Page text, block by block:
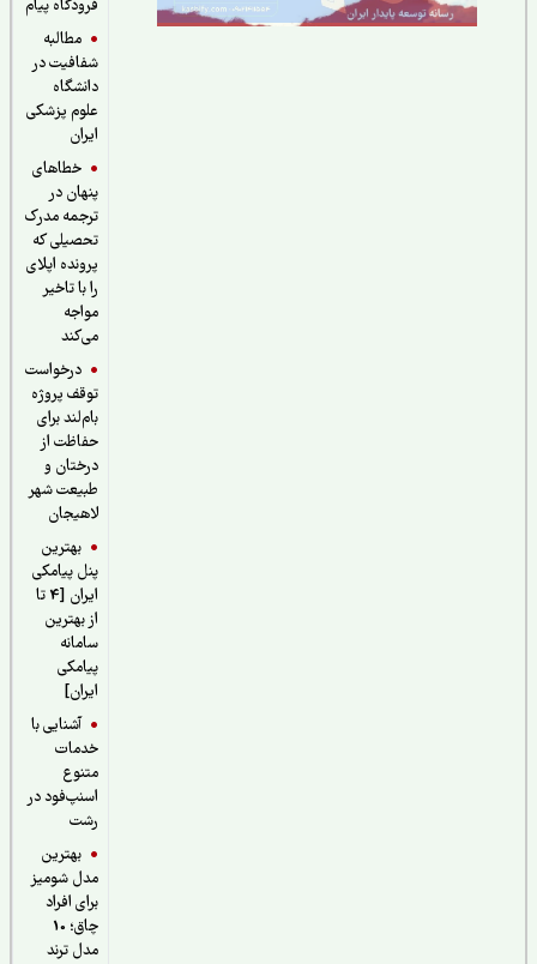
فرودگاه پیام
مطالبه
شفافیت در
دانشگاه
علوم پزشکی
خطاهای
پنهان در
ترجمه مدرک
تحصیلی که
پرونده اپلای
را با تاخیر
درخواست
توقف پروژه
بام‌لند برای
حفاظت از
درختان و
طبیعت شهر
لاهیجان
بهترین
پنل پیامکی
ایران [4 تا
از بهترین
سامانه
پیامکی
آشنایی با
خدمات
اسنپ‌فود در
بهترین
مدل شومیز
برای افراد
چاق؛ 10
مدل ترند